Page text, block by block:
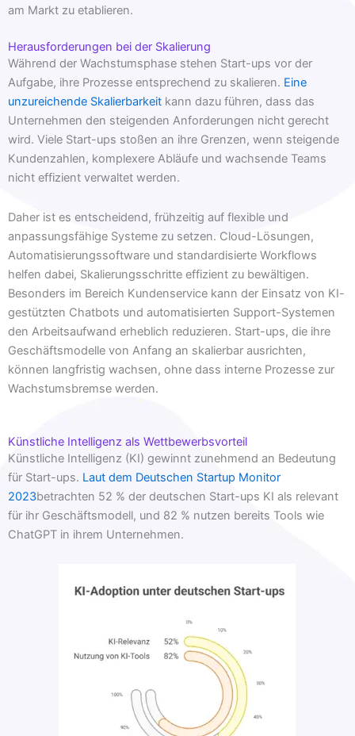
am Markt zu etablieren.
Herausforderungen bei der Skalierung
Während der Wachstumsphase stehen Start-ups vor der
Aufgabe, ihre Prozesse entsprechend zu skalieren. Eine
unzureichende Skalierbarkeit kann dazu führen, dass das
Unternehmen den steigenden Anforderungen nicht gerecht
wird. Viele Start-ups stoßen an ihre Grenzen, wenn steigende
Kundenzahlen, komplexere Abläufe und wachsende Teams
nicht effizient verwaltet werden.
Daher ist es entscheidend, frühzeitig auf flexible und
anpassungsfähige Systeme zu setzen. Cloud-Lösungen,
Automatisierungssoftware und standardisierte Workflows
helfen dabei, Skalierungsschritte effizient zu bewältigen.
Besonders im Bereich Kundenservice kann der Einsatz von KI-
gestützten Chatbots und automatisierten Support-Systemen
den Arbeitsaufwand erheblich reduzieren. Start-ups, die ihre
Geschäftsmodelle von Anfang an skalierbar ausrichten,
können langfristig wachsen, ohne dass interne Prozesse zur
Wachstumsbremse werden.
Künstliche Intelligenz als Wettbewerbsvorteil
Künstliche Intelligenz (KI) gewinnt zunehmend an Bedeutung
für Start-ups. Laut dem Deutschen Startup Monitor
2023betrachten 52 % der deutschen Start-ups KI als relevant
für ihr Geschäftsmodell, und 82 % nutzen bereits Tools wie
ChatGPT in ihrem Unternehmen.